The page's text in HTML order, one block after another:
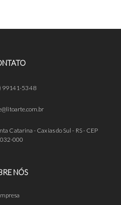
99141-5348
Catarina - Caxias do Sul - RS - CEP
000
NÓS